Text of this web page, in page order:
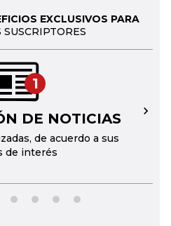
EXCLUSIVOS PARA
SUSCRIPTORES
1
DE NOTICIAS
de acuerdo a sus
de interés
→